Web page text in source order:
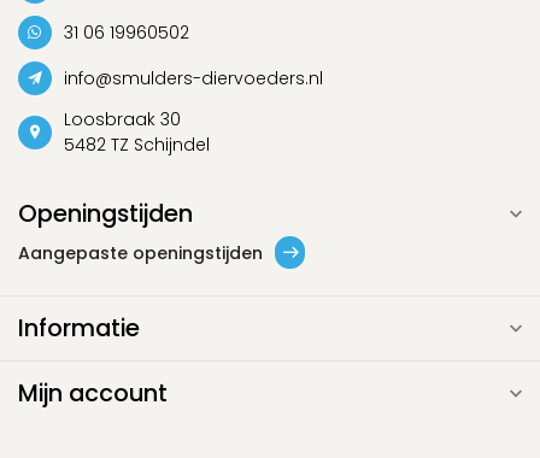
31 06 19960502
info@smulders-diervoeders.nl
Loosbraak 30
5482 TZ Schijndel
Openingstijden
Aangepaste openingstijden
Informatie
Mijn account